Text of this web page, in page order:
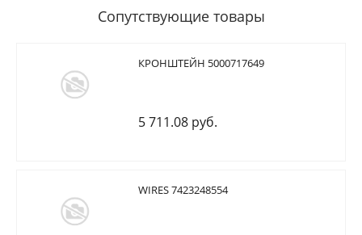
Сопутствующие товары
КРОНШТЕЙН 5000717649
5 711.08 руб.
WIRES 7423248554